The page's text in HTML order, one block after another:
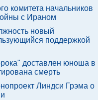
комитета начальников
с Ираном
новый
поддержкой
доставлен юноша в
смерть
Линдси Грэма о